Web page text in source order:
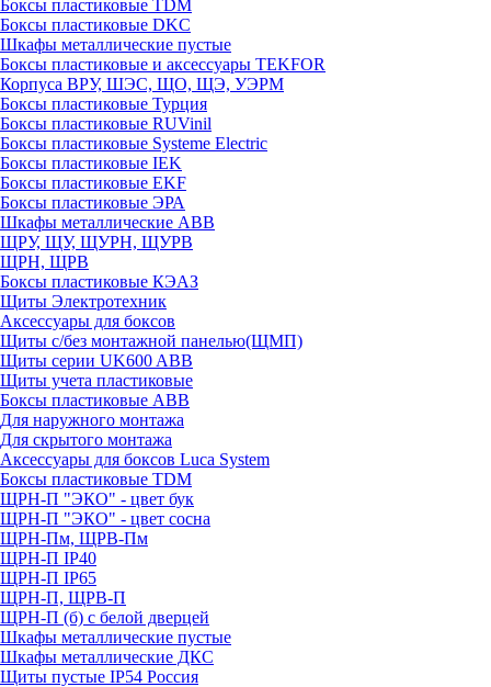
Боксы пластиковые TDM
Боксы пластиковые DKC
Шкафы металлические пустые
Боксы пластиковые и аксессуары TEKFOR
Корпуса ВРУ, ШЭС, ЩО, ЩЭ, УЭРМ
Боксы пластиковые Турция
Боксы пластиковые RUVinil
Боксы пластиковые Systeme Electric
Боксы пластиковые IEK
Боксы пластиковые EKF
Боксы пластиковые ЭРА
Шкафы металлические ABB
ЩРУ, ЩУ, ЩУРН, ЩУРВ
ЩРН, ЩРВ
Боксы пластиковые КЭАЗ
Щиты Электротехник
Аксессуары для боксов
Щиты с/без монтажной панелью(ЩМП)
Щиты серии UK600 ABB
Щиты учета пластиковые
Боксы пластиковые ABB
Для наружного монтажа
Для скрытого монтажа
Аксессуары для боксов Luca System
Боксы пластиковые TDM
ЩРН-П "ЭКО" - цвет бук
ЩРН-П "ЭКО" - цвет сосна
ЩРН-Пм, ЩРВ-Пм
ЩРН-П IP40
ЩРН-П IP65
ЩРН-П, ЩРВ-П
ЩРН-П (б) с белой дверцей
Шкафы металлические пустые
Шкафы металлические ДКС
Щиты пустые IP54 Россия